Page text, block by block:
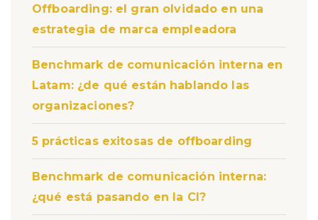
Offboarding: el gran olvidado en una
estrategia de marca empleadora
Benchmark de comunicación interna en
Latam: ¿de qué están hablando las
organizaciones?
5 prácticas exitosas de offboarding
Benchmark de comunicación interna:
¿qué está pasando en la CI?